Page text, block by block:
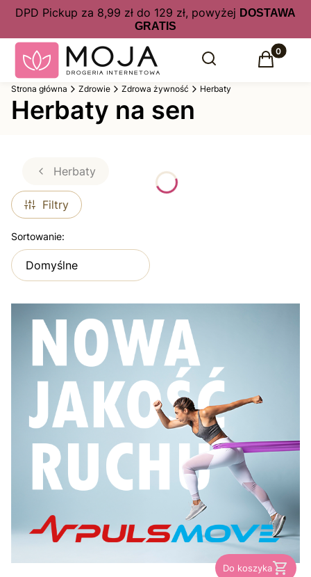
DPD Pickup za 8,99 zł do 129 zł, powyżej DOSTAWA
GRATIS
Otwórz wyszukiwarkę
Szukaj Produkty
Koszyk
Strona główna Zdrowie Zdrowa żywność Herbaty
Herbaty na sen
Herbaty
Filtry
Lista produktów
Sortowanie:
Domyślne
Do koszyka